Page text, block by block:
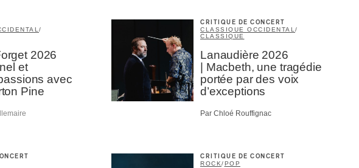
/
2026
et
avec
Pine
CRITIQUE DE CONCERT
CLASSIQUE OCCIDENTAL /
CLASSIQUE
Lanaudière 2026
| Macbeth, une tragédie
portée par des voix
d’exceptions
Par Chloé Rouffignac
CRITIQUE DE CONCERT
ROCK/POP